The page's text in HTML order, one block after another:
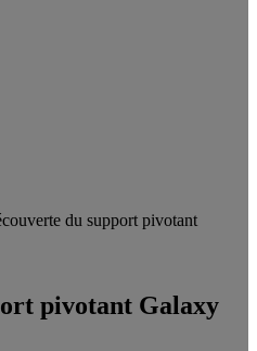
du support pivotant
pivotant Galaxy